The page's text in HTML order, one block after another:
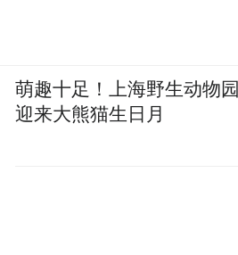
萌趣十足！上海野生动物园
迎来大熊猫生日月